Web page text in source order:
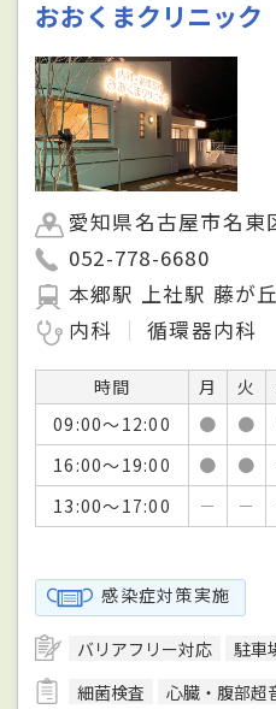
おおくまクリニック
愛知県名古屋市名東
052-778-6680
本郷駅 上社駅 藤が
内科
循環器内科
時間 月 火
09:00～12:00
● ●
16:00～19:00
● ●
13:00～17:00
－ －
感染症対策実施
バリアフリー対応 駐車
細菌検査
心臓・腹部超